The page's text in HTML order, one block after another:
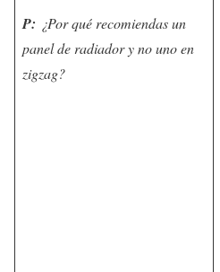
P: ¿Por qué recomiendas un
panel de radiador y no uno en
zigzag?